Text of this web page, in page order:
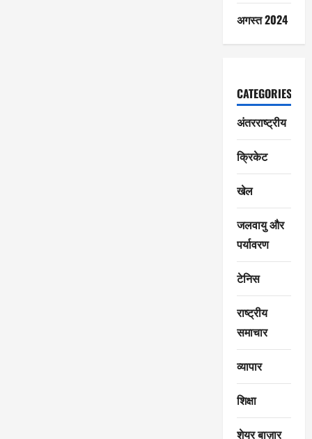
अगस्त 2024
CATEGORIES
अंतरराष्ट्रीय
क्रिकेट
खेल
जलवायु और
पर्यावरण
टेनिस
राष्ट्रीय
समाचार
व्यापार
शिक्षा
शेयर बाज़ार